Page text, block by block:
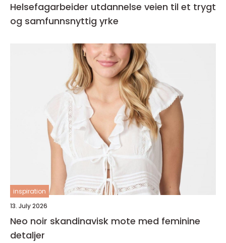
Helsefagarbeider utdannelse veien til et trygt
og samfunnsnyttig yrke
inspiration
13. July 2026
Neo noir skandinavisk mote med feminine
detaljer